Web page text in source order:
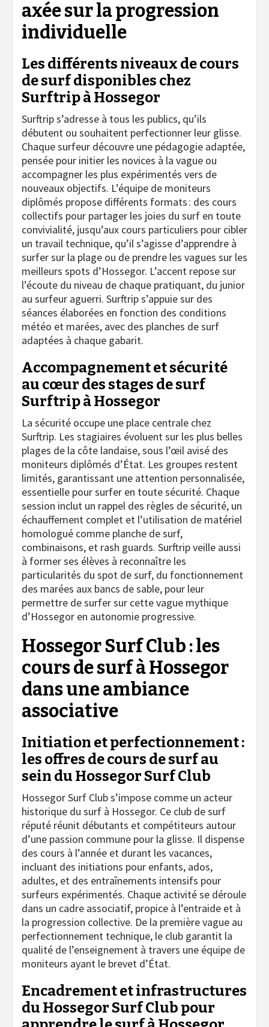
axée sur la progression
individuelle
Les différents niveaux de cours
de surf disponibles chez
Surftrip à Hossegor
Surftrip s’adresse à tous les publics, qu’ils
débutent ou souhaitent perfectionner leur glisse.
Chaque surfeur découvre une pédagogie adaptée,
pensée pour initier les novices à la vague ou
accompagner les plus expérimentés vers de
nouveaux objectifs. L’équipe de moniteurs
diplômés propose différents formats : des cours
collectifs pour partager les joies du surf en toute
convivialité, jusqu’aux cours particuliers pour cibler
un travail technique, qu’il s’agisse d’apprendre à
surfer sur la plage ou de prendre les vagues sur les
meilleurs spots d’Hossegor. L’accent repose sur
l’écoute du niveau de chaque pratiquant, du junior
au surfeur aguerri. Surftrip s’appuie sur des
séances élaborées en fonction des conditions
météo et marées, avec des planches de surf
adaptées à chaque gabarit.
Accompagnement et sécurité
au cœur des stages de surf
Surftrip à Hossegor
La sécurité occupe une place centrale chez
Surftrip. Les stagiaires évoluent sur les plus belles
plages de la côte landaise, sous l’œil avisé des
moniteurs diplômés d’État. Les groupes restent
limités, garantissant une attention personnalisée,
essentielle pour surfer en toute sécurité. Chaque
session inclut un rappel des règles de sécurité, un
échauffement complet et l’utilisation de matériel
homologué comme planche de surf,
combinaisons, et rash guards. Surftrip veille aussi
à former ses élèves à reconnaître les
particularités du spot de surf, du fonctionnement
des marées aux bancs de sable, pour leur
permettre de surfer sur cette vague mythique
d’Hossegor en autonomie progressive.
Hossegor Surf Club : les
cours de surf à Hossegor
dans une ambiance
associative
Initiation et perfectionnement :
les offres de cours de surf au
sein du Hossegor Surf Club
Hossegor Surf Club s’impose comme un acteur
historique du surf à Hossegor. Ce club de surf
réputé réunit débutants et compétiteurs autour
d’une passion commune pour la glisse. Il dispense
des cours à l’année et durant les vacances,
incluant des initiations pour enfants, ados,
adultes, et des entraînements intensifs pour
surfeurs expérimentés. Chaque activité se déroule
dans un cadre associatif, propice à l’entraide et à
la progression collective. De la première vague au
perfectionnement technique, le club garantit la
qualité de l’enseignement à travers une équipe de
moniteurs ayant le brevet d’État.
Encadrement et infrastructures
du Hossegor Surf Club pour